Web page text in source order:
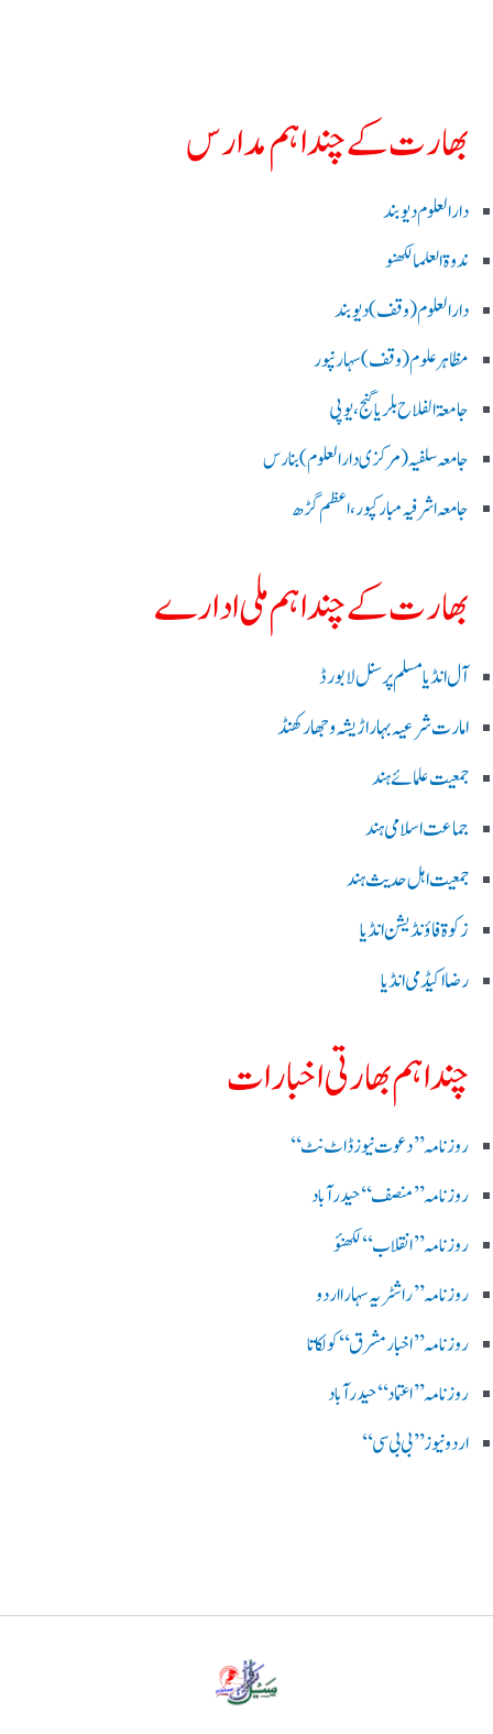
بھارت کے چند اہم مدارس
دارالعلوم دیوبند
ندوۃالعلما لکھنو
دارالعلوم (وقف)دیوبند
مظاہرعلوم (وقف)سہارنپور
جامعۃ الفلاح بلریاگنج،یوپی
جامعہ سلفیہ(مرکزی دارالعلوم )بنارس
جامعہ اشرفیہ مبارکپور،اعظم گڑھ
بھارت کے چند اہم ملی ادارے
آل انڈیا مسلم پرسنل لا بورڈ
امارت شرعیہ بہار اڑیشہ و جھارکھنڈ
جمعیت علمائے ہند
جماعت اسلامی ہند
جمعیت اہل حدیث ہند
زکوۃ فاؤنڈیشن انڈیا
رضا اکیڈمی انڈیا
چند اہم بھارتی اخبارات
روز نامہ ’’ دعوت نیوز ڈاٹ نٹ‘‘
روزنامہ ’’ منصف‘‘ حیدر آباد
روزنامہ ’’ انقلاب‘‘ لکھنؤ
روز نامہ ’’راشٹریہ سہارا اردو
روزنامہ ’’اخبارمشرق‘‘ کولکاتا
روزنامہ ’’اعتماد‘‘ حیدرآباد
اردو نیوز ’’بی بی سی‘‘